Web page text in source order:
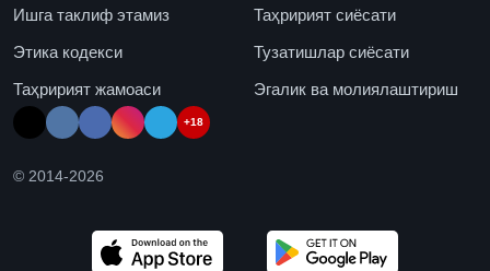
Ишга таклиф этамиз
Таҳририят сиёсати
Этика кодекси
Тузатишлар сиёсати
Таҳририят жамоаси
Эгалик ва молиялаштириш
+18
© 2014-2026